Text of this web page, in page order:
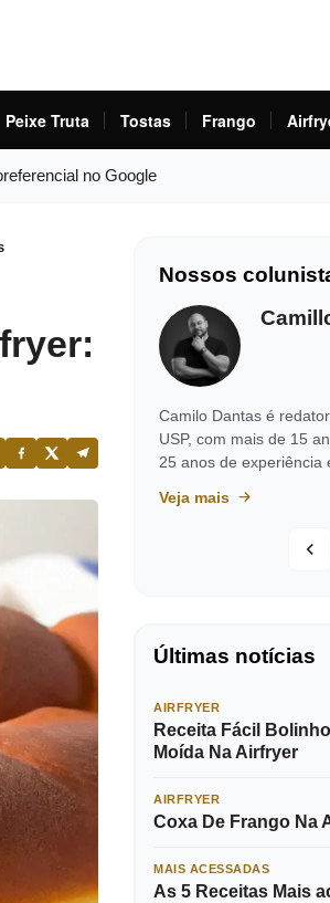
Peixe Truta Tostas Frango
no Google
Nossos
Camilo Dantas é
USP, com mais de 15
25 anos de experiência
Veja mais
Últimas notícias
AIRFRYER
Receita Fácil
Moída Na Airfryer
AIRFRYER
Coxa De Frango Na
MAIS ACESSADAS
As 5 Receitas Mais